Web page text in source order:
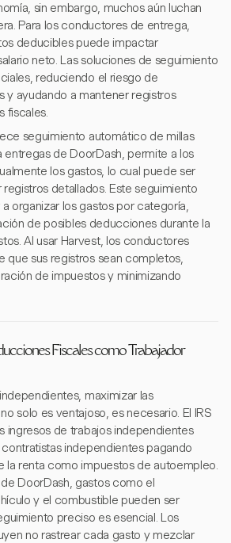
sin embargo, muchos aún luchan
Para los conductores de entrega,
deducibles puede impactar
neto. Las soluciones de seguimiento
reduciendo el riesgo de
y ayudando a mantener registros
fiscales.
seguimiento automático de millas
de DoorDash, permite a los
los gastos, lo cual puede ser
detallados. Este seguimiento
organizar los gastos por categoría,
de posibles deducciones durante la
Al usar Harvest, los conductores
que sus registros sean completos,
de impuestos y minimizando
Fiscales como Trabajador
maximizar las
solo es ventajoso, es necesario. El IRS
ingresos de trabajos independientes
independientes pagando
la renta como impuestos de autoempleo.
DoorDash, gastos como el
y el combustible pueden ser
preciso es esencial. Los
no rastrear cada gasto y mezclar